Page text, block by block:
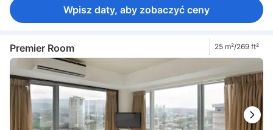
Wpisz daty, aby zobaczyć ceny
Premier Room 25 m²/269 ft²